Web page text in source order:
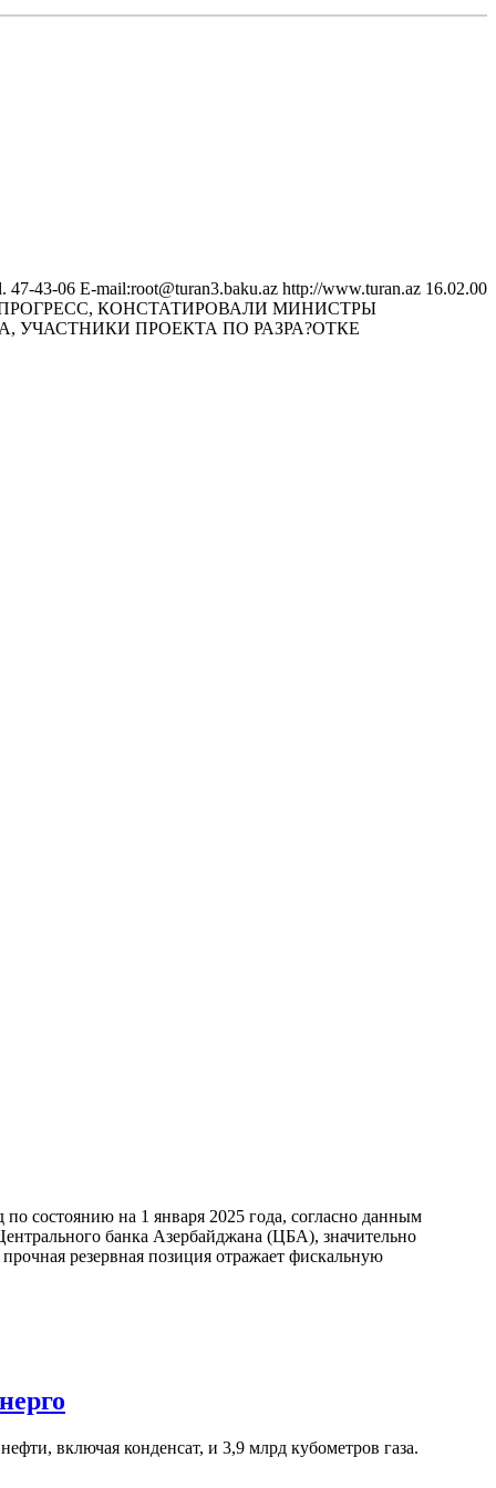
43-06 E-mail:root@turan3.baku.az httр://www.turan.az 16.02.00
КОНСТАТИРОВАЛИ МИНИСТРЫ
УЧАСТНИКИ ПРОЕКТА ПО РАЗРА?ОТКЕ
состоянию на 1 января 2025 года, согласно данным
банка Азербайджана (ЦБА), значительно
резервная позиция отражает фискальную
включая конденсат, и 3,9 млрд кубометров газа.